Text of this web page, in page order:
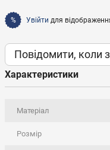
% Увійти для
Повідомити, коли
Характеристики
Матеріал
Розмір